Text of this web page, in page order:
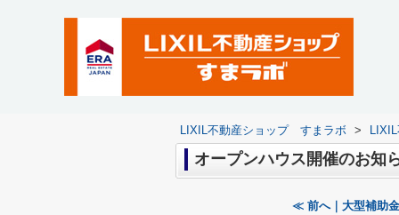
LIXIL不動産ショップ すまラボ >
オープンハウス開催のお知
≪ 前へ｜大型補助